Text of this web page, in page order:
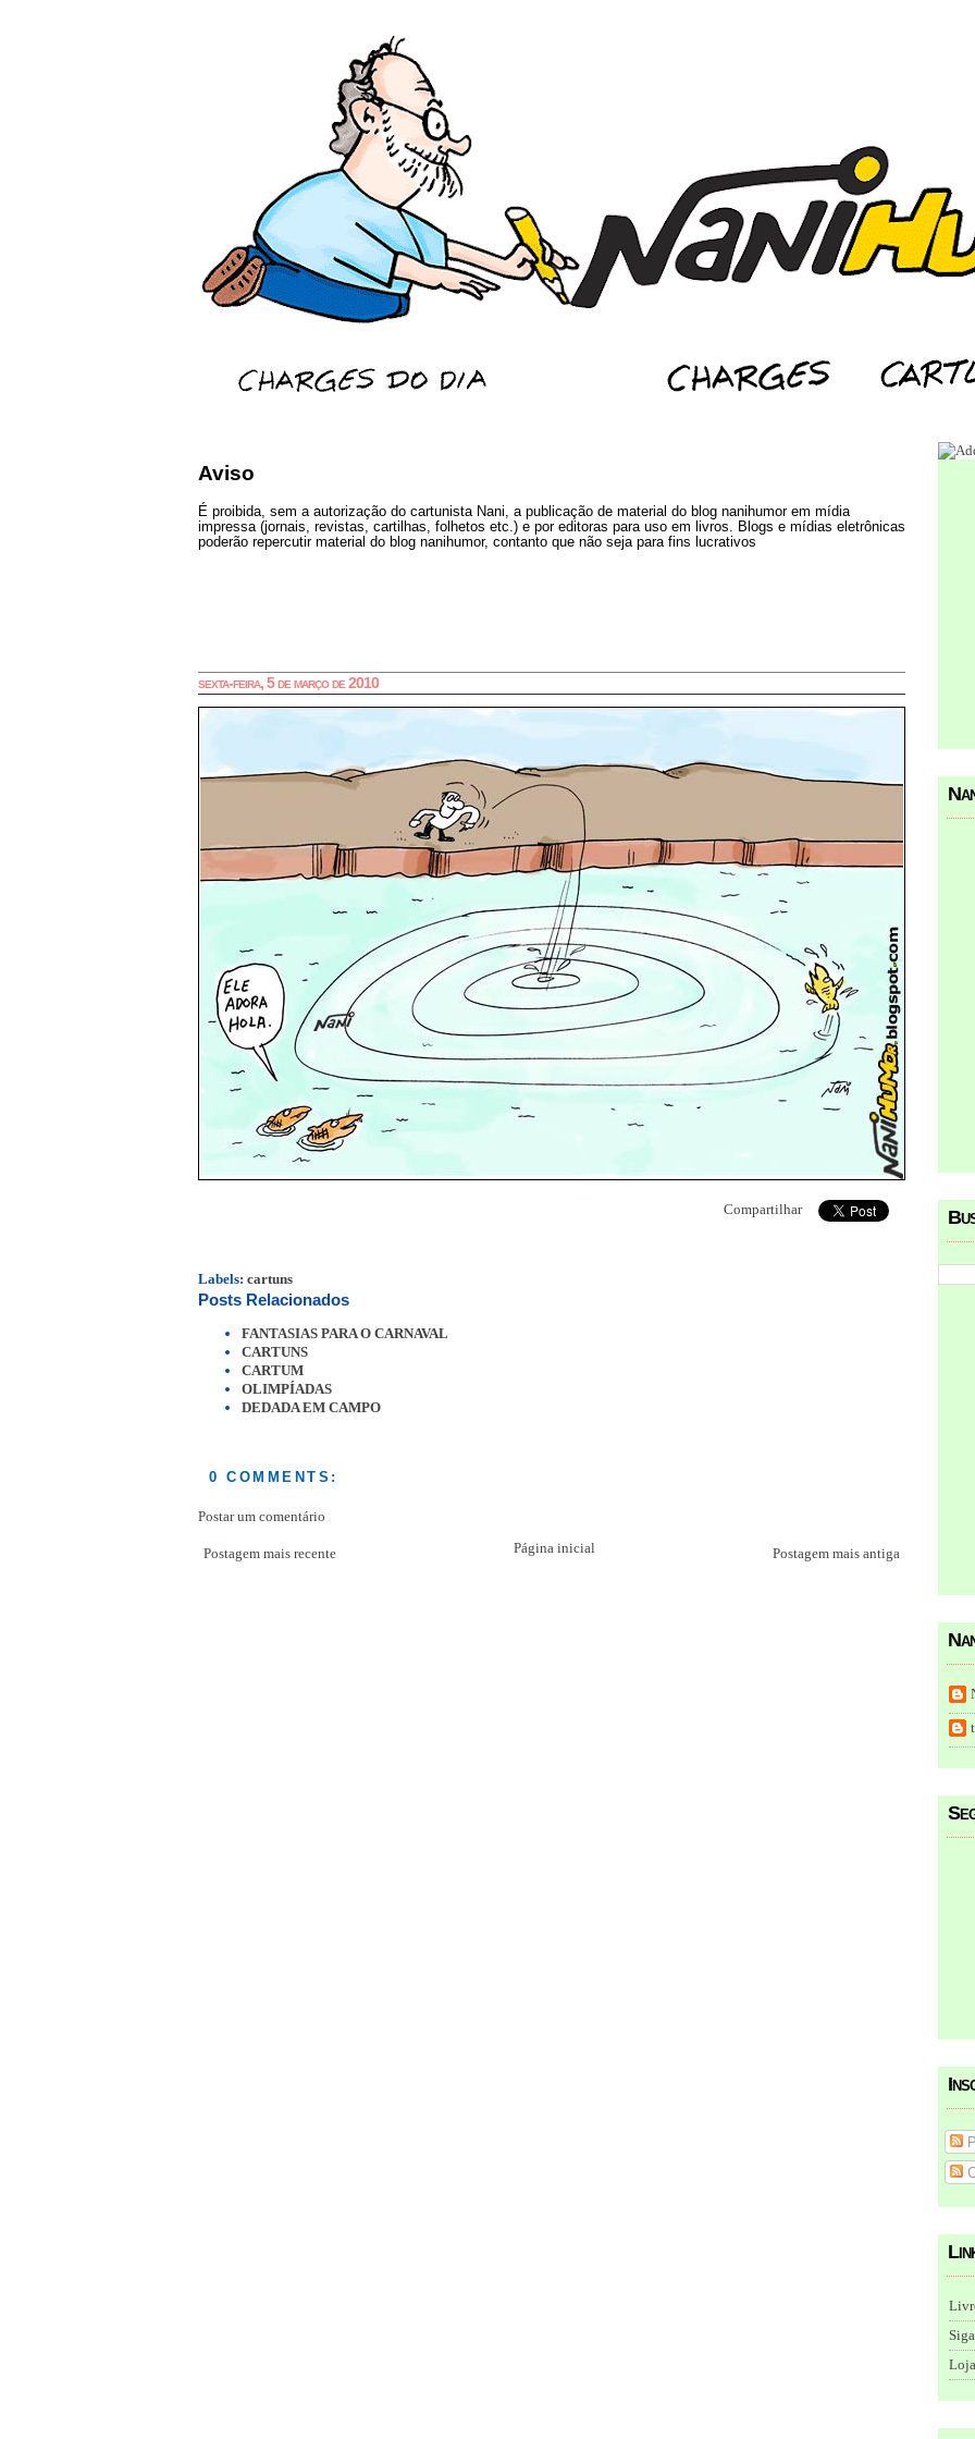
Aviso
É proibida, sem a autorização do cartunista Nani, a publicação de material do blog nanihumor em mídia
impressa (jornais, revistas, cartilhas, folhetos etc.) e por editoras para uso em livros. Blogs e mídias eletrônicas
poderão repercutir material do blog nanihumor, contanto que não seja para fins lucrativos
sexta-feira, 5 de março de 2010
Compartilhar
Labels: cartuns
Posts Relacionados
FANTASIAS PARA O CARNAVAL
CARTUNS
CARTUM
OLIMPÍADAS
DEDADA EM CAMPO
0 COMMENTS:
Postar um comentário
Postagem mais recente Postagem mais antiga
Página inicial